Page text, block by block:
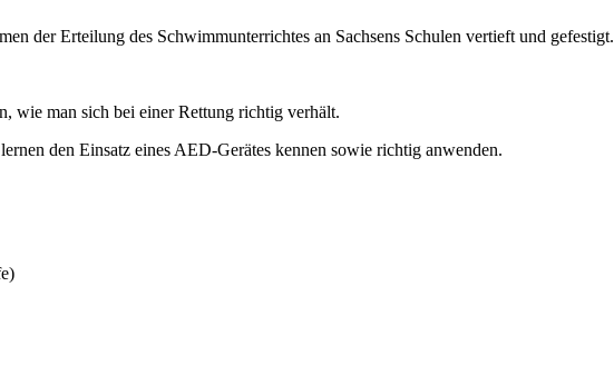
der Erteilung des Schwimmunterrichtes an Sachsens Schulen vertieft und gefestigt.
wie man sich bei einer Rettung richtig verhält.
den Einsatz eines AED-Gerätes kennen sowie richtig anwenden.